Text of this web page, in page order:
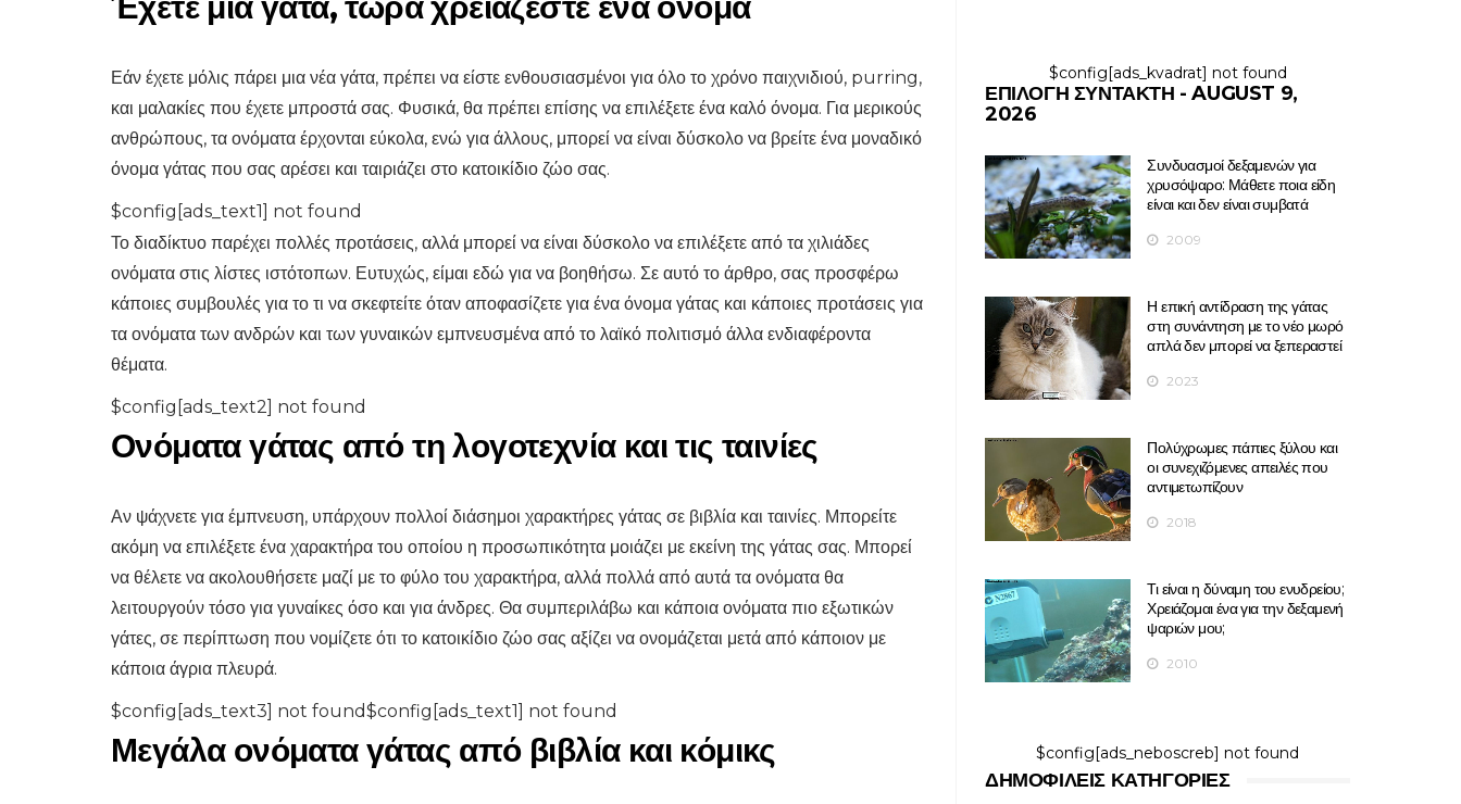
Εάν έχετε μόλις πάρει μια νέα γάτα, πρέπει να είστε ενθουσιασμένοι για όλο το χρόνο παιχνιδιού, purring,
και μαλακίες που έχετε μπροστά σας. Φυσικά, θα πρέπει επίσης να επιλέξετε ένα καλό όνομα. Για μερικούς
ανθρώπους, τα ονόματα έρχονται εύκολα, ενώ για άλλους, μπορεί να είναι δύσκολο να βρείτε ένα μοναδικό
όνομα γάτας που σας αρέσει και ταιριάζει στο κατοικίδιο ζώο σας.
$config[ads_text1] not found
Το διαδίκτυο παρέχει πολλές προτάσεις, αλλά μπορεί να είναι δύσκολο να επιλέξετε από τα χιλιάδες
ονόματα στις λίστες ιστότοπων. Ευτυχώς, είμαι εδώ για να βοηθήσω. Σε αυτό το άρθρο, σας προσφέρω
κάποιες συμβουλές για το τι να σκεφτείτε όταν αποφασίζετε για ένα όνομα γάτας και κάποιες προτάσεις για
τα ονόματα των ανδρών και των γυναικών εμπνευσμένα από το λαϊκό πολιτισμό άλλα ενδιαφέροντα
θέματα.
$config[ads_text2] not found
Ονόματα γάτας από τη λογοτεχνία και τις ταινίες
Αν ψάχνετε για έμπνευση, υπάρχουν πολλοί διάσημοι χαρακτήρες γάτας σε βιβλία και ταινίες. Μπορείτε
ακόμη να επιλέξετε ένα χαρακτήρα του οποίου η προσωπικότητα μοιάζει με εκείνη της γάτας σας. Μπορεί
να θέλετε να ακολουθήσετε μαζί με το φύλο του χαρακτήρα, αλλά πολλά από αυτά τα ονόματα θα
λειτουργούν τόσο για γυναίκες όσο και για άνδρες. Θα συμπεριλάβω και κάποια ονόματα πιο εξωτικών
γάτες, σε περίπτωση που νομίζετε ότι το κατοικίδιο ζώο σας αξίζει να ονομάζεται μετά από κάποιον με
κάποια άγρια ​​πλευρά.
$config[ads_text3] not found$config[ads_text1] not found
Μεγάλα ονόματα γάτας από βιβλία και κόμικς
$config[ads_kvadrat] not found
ΕΠΙΛΟΓΉ ΣΥΝΤΆΚΤΗ - AUGUST 9,
2026
Συνδυασμοί δεξαμενών για
χρυσόψαρο: Μάθετε ποια είδη
είναι και δεν είναι συμβατά
2009
Η επική αντίδραση της γάτας
στη συνάντηση με το νέο μωρό
απλά δεν μπορεί να ξεπεραστεί
2023
Πολύχρωμες πάπιες ξύλου και
οι συνεχιζόμενες απειλές που
αντιμετωπίζουν
2018
Τι είναι η δύναμη του ενυδρείου;
Χρειάζομαι ένα για την δεξαμενή
ψαριών μου;
2010
$config[ads_neboscreb] not found
ΔΗΜΟΦΙΛΕΊΣ ΚΑΤΗΓΟΡΊΕΣ